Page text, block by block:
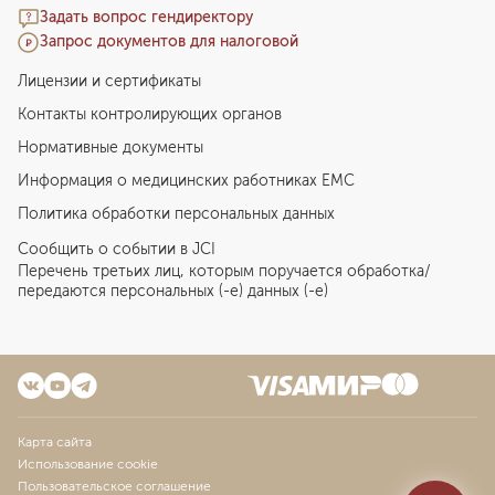
Задать вопрос гендиректору
Запрос документов для налоговой
Лицензии и сертификаты
Контакты контролирующих органов
Нормативные документы
Информация о медицинских работниках EMC
Политика обработки персональных данных
Сообщить о событии в JCI
Перечень третьих лиц, которым поручается обработка/
передаются персональных (-е) данных (-е)
Карта сайта
Использование cookie
Пользовательское соглашение